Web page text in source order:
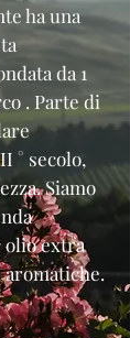
ha una
da 1
. Parte di
° secolo,
Siamo
olio extra